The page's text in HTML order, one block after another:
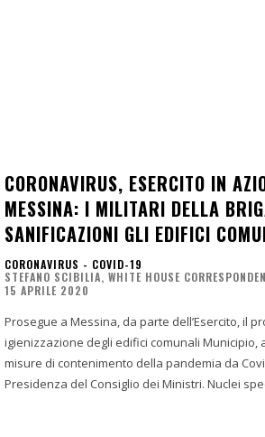
CORONAVIRUS, ESERCITO IN
MESSINA: I MILITARI DELLA
SANIFICAZIONI GLI EDIFICI
CORONAVIRUS - COVID-19
STEFANO SCIBILIA, WHITE HOUSE
15 APRILE 2020
Prosegue a Messina, da parte dell’Esercito, il
igienizzazione degli edifici comunali Municipio,
misure di contenimento della pandemia da
Presidenza del Consiglio dei Ministri. Nuclei